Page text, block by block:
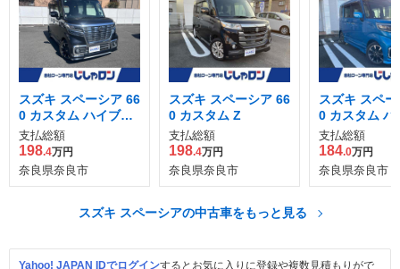
スズキ スペーシア 66
0 カスタム ハイブリ
ッド XSターボ
支払総額
198.4万円
奈良県奈良市
スズキ スペーシア 66
0 カスタム Z
支払総額
198.4万円
奈良県奈良市
スズキ スペ
0 カスタム ハ
ッド XS
支払総額
184.0万円
奈良県奈良市
スズキ スペーシアの中古車をもっと見る
Yahoo! JAPAN IDでログインするとお気に入りに登録や複数見積もりがで